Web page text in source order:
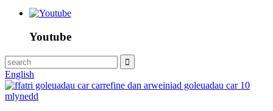
Youtube
English